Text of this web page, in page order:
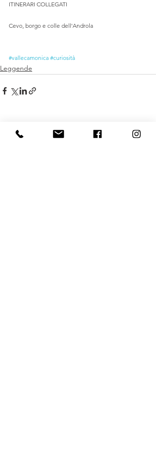
ITINERARI COLLEGATI
Cevo, borgo e colle dell'Androla
#vallecamonica #curiosità
Leggende
Post recenti